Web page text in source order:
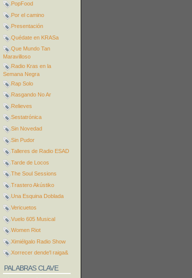
PopFood
Por el camino
Presentación
Quédate en KRASa
Que Mundo Tan
Maravilloso
Radio Kras en la
Semana Negra
Rap Solo
Rasgando No Ar
Relieves
Sestatrónica
Sin Novedad
Sin Pudor
Talleres de Radio ESAD
Tarde de Locos
The Soul Sessions
Trastero Akústiko
Una Esquina Doblada
Vericuetos
Vuelo 605 Musical
Women Riot
Ximiélgalo Radio Show
Xorrecer dende'l raiga&
PALABRAS CLAVE